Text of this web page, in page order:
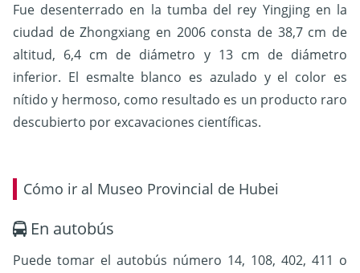
Fue desenterrado en la tumba del rey Yingjing en la
ciudad de Zhongxiang en 2006 consta de 38,7 cm de
altitud, 6,4 cm de diámetro y 13 cm de diámetro
inferior. El esmalte blanco es azulado y el color es
nítido y hermoso, como resultado es un producto raro
descubierto por excavaciones científicas.
Cómo ir al Museo Provincial de Hubei
En autobús
Puede tomar el autobús número 14, 108, 402, 411 o